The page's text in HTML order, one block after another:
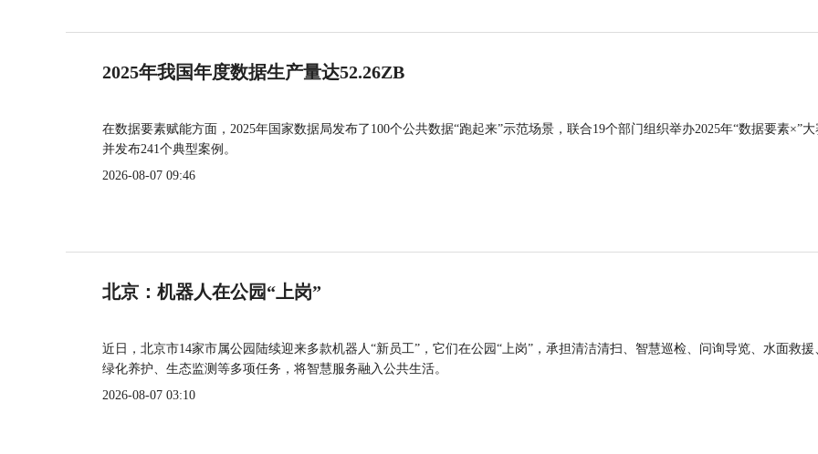
2025年我国年度数据生产量达52.26ZB
在数据要素赋能方面，2025年国家数据局发布了100个公共数据“跑起来”示范场景，联合19个部门组织举办2025年“数据要素×”大
并发布241个典型案例。
2026-08-07 09:46
北京：机器人在公园“上岗”
近日，北京市14家市属公园陆续迎来多款机器人“新员工”，它们在公园“上岗”，承担清洁清扫、智慧巡检、问询导览、水面救援
绿化养护、生态监测等多项任务，将智慧服务融入公共生活。
2026-08-07 03:10